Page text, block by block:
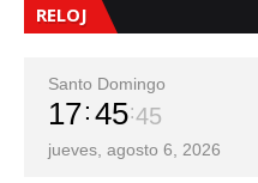
RELOJ
Santo Domingo
17 45 47
jueves, agosto 6, 2026